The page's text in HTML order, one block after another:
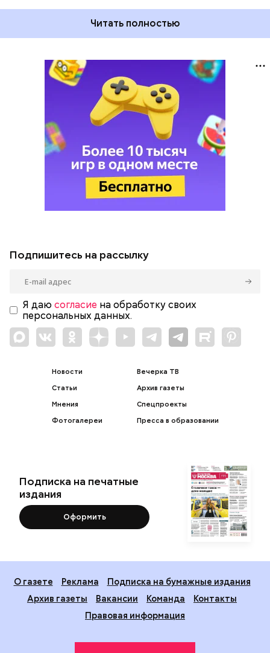
Читать полностью
Подпишитесь на рассылку
Я даю согласие на обработку своих
персональных данных.
Новости
Статьи
Мнения
Фотогалереи
Вечерка ТВ
Архив газеты
Спецпроекты
Пресса в образовании
Подписка на печатные
издания
Оформить
О газете Реклама
Подписка на бумажные издания
Архив газеты
Вакансии Команда
Контакты
Правовая информация